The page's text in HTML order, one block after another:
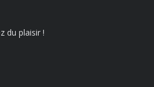
du plaisir !